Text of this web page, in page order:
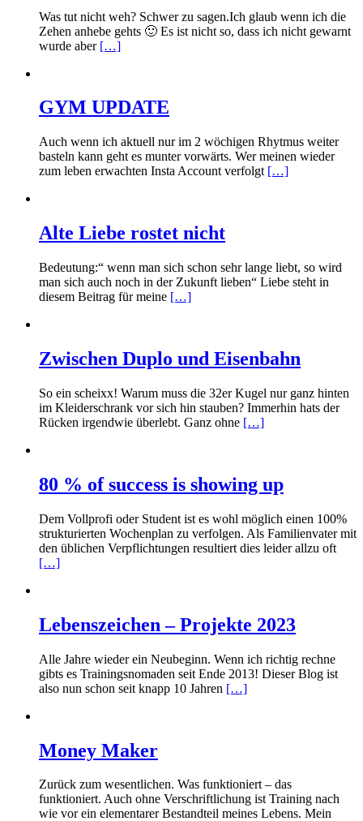
Was tut nicht weh? Schwer zu sagen.Ich glaub wenn ich die
Zehen anhebe gehts 🙂 Es ist nicht so, dass ich nicht gewarnt
wurde aber […]
GYM UPDATE
Auch wenn ich aktuell nur im 2 wöchigen Rhytmus weiter
basteln kann geht es munter vorwärts. Wer meinen wieder
zum leben erwachten Insta Account verfolgt […]
Alte Liebe rostet nicht
Bedeutung:“ wenn man sich schon sehr lange liebt, so wird
man sich auch noch in der Zukunft lieben“ Liebe steht in
diesem Beitrag für meine […]
Zwischen Duplo und Eisenbahn
So ein scheixx! Warum muss die 32er Kugel nur ganz hinten
im Kleiderschrank vor sich hin stauben? Immerhin hats der
Rücken irgendwie überlebt. Ganz ohne […]
80 % of success is showing up
Dem Vollprofi oder Student ist es wohl möglich einen 100%
strukturierten Wochenplan zu verfolgen. Als Familienvater mit
den üblichen Verpflichtungen resultiert dies leider allzu oft
[…]
Lebenszeichen – Projekte 2023
Alle Jahre wieder ein Neubeginn. Wenn ich richtig rechne
gibts es Trainingsnomaden seit Ende 2013! Dieser Blog ist
also nun schon seit knapp 10 Jahren […]
Money Maker
Zurück zum wesentlichen. Was funktioniert – das
funktioniert. Auch ohne Verschriftlichung ist Training nach
wie vor ein elementarer Bestandteil meines Lebens. Mein